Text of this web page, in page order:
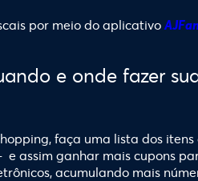
por meio do aplicativo
e onde fazer
faça uma lista dos
e assim ganhar mais cupons
acumulando mais